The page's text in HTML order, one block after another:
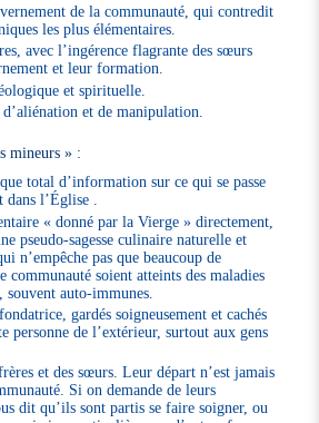
de la communauté, qui contredit
les plus élémentaires.
avec l’ingérence flagrante des sœurs
et leur formation.
et spirituelle.
et de manipulation.
mineurs » :
total d’information sur ce qui se passe
l’Église .
« donné par la Vierge » directement,
pseudo-sagesse culinaire naturelle et
n’empêche pas que beaucoup de
communauté soient atteints des maladies
souvent auto-immunes.
gardés soigneusement et cachés
personne de l’extérieur, surtout aux gens
et des sœurs. Leur départ n’est jamais
Si on demande de leurs
dit qu’ils sont partis se faire soigner, ou